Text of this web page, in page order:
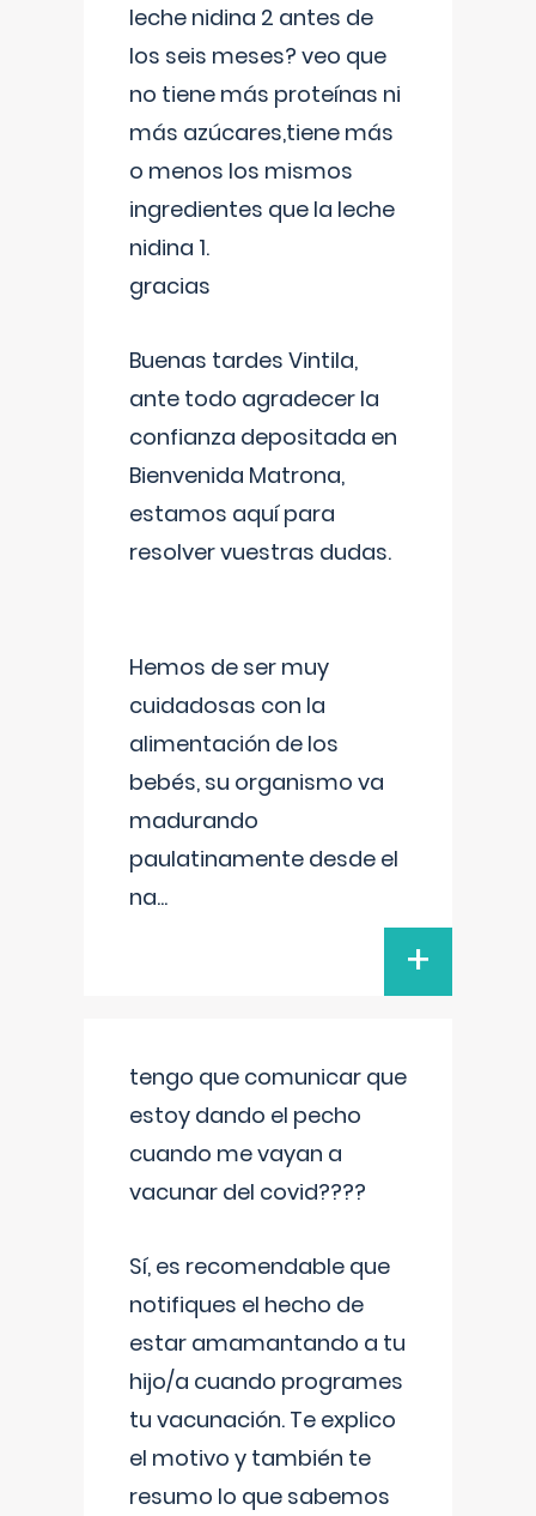
leche nidina 2 antes de
los seis meses? veo que
no tiene más proteínas ni
más azúcares,tiene más
o menos los mismos
ingredientes que la leche
nidina 1.
gracias
Buenas tardes Vintila,
ante todo agradecer la
confianza depositada en
Bienvenida Matrona,
estamos aquí para
resolver vuestras dudas.
Hemos de ser muy
cuidadosas con la
alimentación de los
bebés, su organismo va
madurando
paulatinamente desde el
na...
+
tengo que comunicar que
estoy dando el pecho
cuando me vayan a
vacunar del covid????
Sí, es recomendable que
notifiques el hecho de
estar amamantando a tu
hijo/a cuando programes
tu vacunación. Te explico
el motivo y también te
resumo lo que sabemos